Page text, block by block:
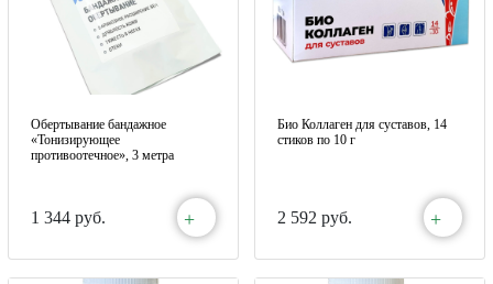
Обертывание бандажное
«Тонизирующее
противоотечное», 3 метра
1 344 руб. +
Био Коллаген для суставов, 14
стиков по 10 г
2 592 руб. +